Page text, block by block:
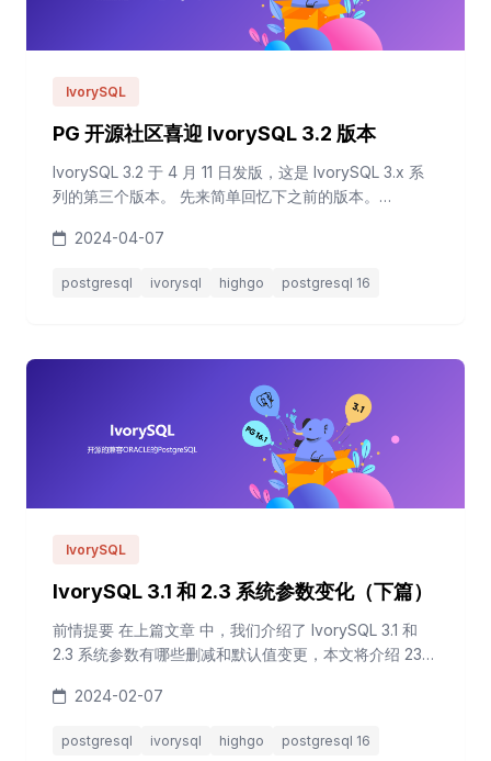
IvorySQL
PG 开源社区喜迎 IvorySQL 3.2 版本
IvorySQL 3.2 于 4 月 11 日发版，这是 IvorySQL 3.x 系
列的第三个版本。 先来简单回忆下之前的版本。
不同，这里推荐在默认配置参数上增加 --with-libxml 选
看版本信息。 12345ivorysql=# select versio...
2024-04-07
postgresql ivorysql highgo postgresql 16
IvorySQL
IvorySQL 3.1 和 2.3 系统参数变化（下篇）
前情提要 在上篇文章 中，我们介绍了 IvorySQL 3.1 和
2.3 系统参数有哪些删减和默认值变更，本文将介绍 23
4 个安全相关 createrole_self_grant
scram_iterations 5 个开发选项 debu...
2024-02-07
postgresql ivorysql highgo postgresql 16